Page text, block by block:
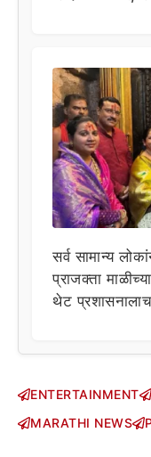
सर्व सामान्य
प्राजक्ता
थेट
ENTERTAINMENT
MARATHI NEWS